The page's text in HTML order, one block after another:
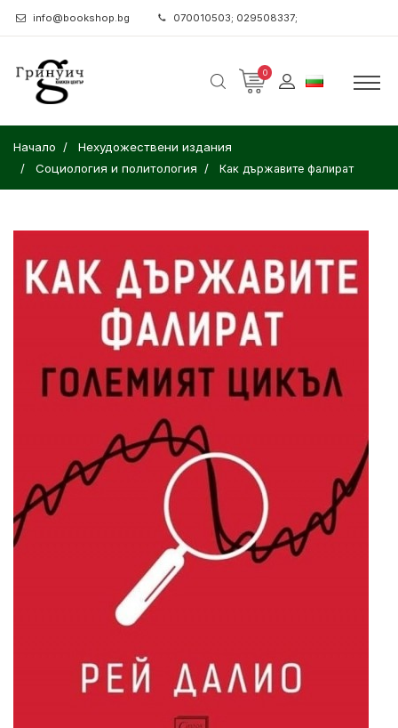
info@bookshop.bg 070010503; 029508337;
0
Начало
Нехудожествени издания
Социология и политология
Как държавите фалират